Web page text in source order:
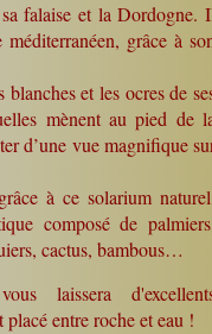
falaise et la Dordogne.
grâce à
et les ocres de
mènent au pied de
d’une vue magnifique
à ce solarium
composé de
, cactus, bambous…
laissera
entre roche et eau !